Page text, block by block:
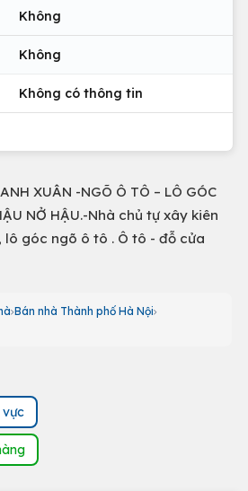
Không
Không
Không có thông tin
XUÂN -NGÕ Ô TÔ – LÔ GÓC
NỞ HẬU.-Nhà chủ tự xây kiên
góc ngõ ô tô . Ô tô - đỗ cửa
Bán nhà Thành phố Hà Nội